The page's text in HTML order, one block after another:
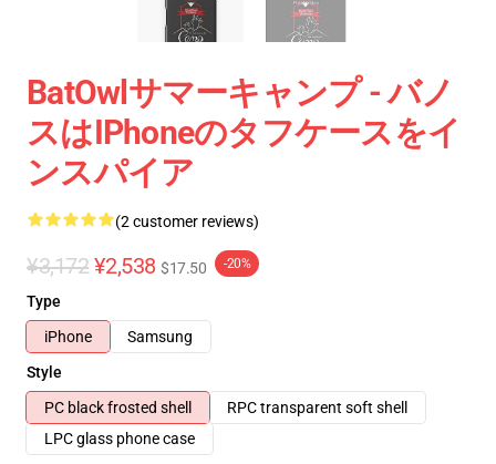
BatOwlサマーキャンプ - バノ
スはiPhoneのタフケースをイ
ンスパイア
(2 customer reviews)
¥3,172 ¥2,538 $17.50 -20%
Type
iPhone
Samsung
Style
PC black frosted shell
RPC transparent soft shell
LPC glass phone case